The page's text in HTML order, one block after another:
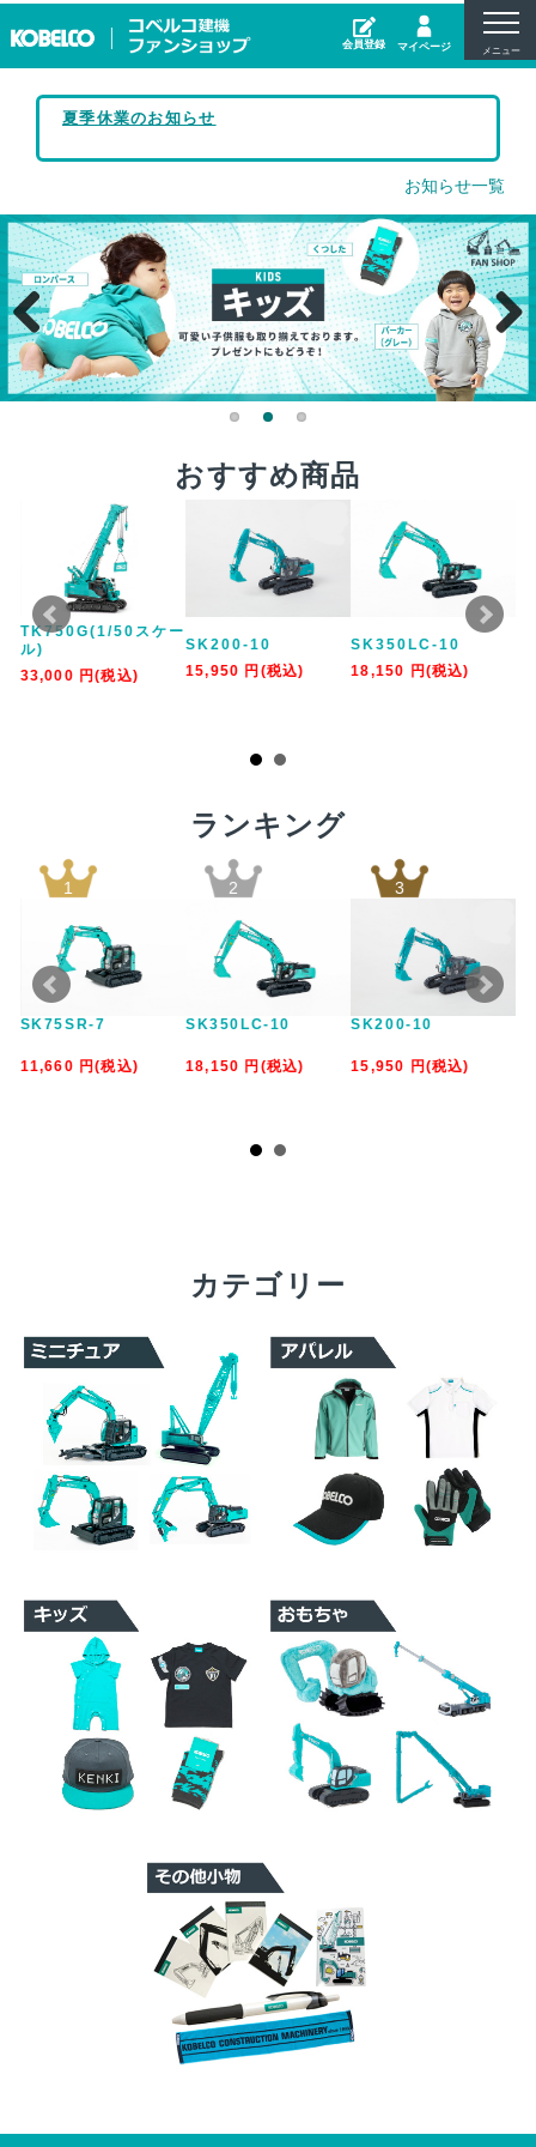
会員登録 マイページ
配送・送料
特定商取引法に基づく表示
夏季休業のお知らせ
お知らせ一覧
Previous Next
おすすめ商品
TK750G(1/50スケー
ル)
33,000 円(税込)
SK200-10
15,950 円 (税込)
SK350LC-10
18,150 円 (税込)
ランキング
1
SK75SR-7
11,660 円(税込)
2
SK350LC-10
18,150 円 (税込)
3
SK200-10
15,950 円 (税込)
カテゴリー